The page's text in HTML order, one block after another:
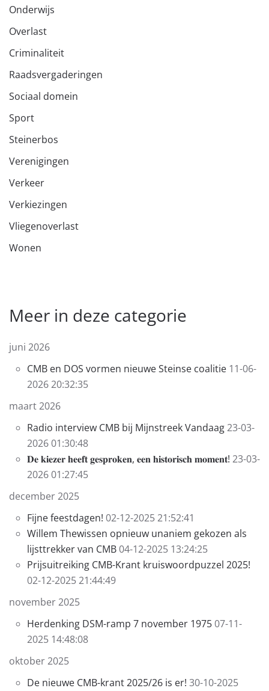
Onderwijs
Overlast
Criminaliteit
Raadsvergaderingen
Sociaal domein
Sport
Steinerbos
Verenigingen
Verkeer
Verkiezingen
Vliegenoverlast
Wonen
Meer in deze categorie
juni 2026
CMB en DOS vormen nieuwe Steinse coalitie 11-06-
2026 20:32:35
maart 2026
Radio interview CMB bij Mijnstreek Vandaag23-03-
2026 01:30:48
𝐃𝐞 𝐤𝐢𝐞𝐳𝐞𝐫 𝐡𝐞𝐞𝐟𝐭 𝐠𝐞𝐬𝐩𝐫𝐨𝐤𝐞𝐧, 𝐞𝐞𝐧 𝐡𝐢𝐬𝐭𝐨𝐫𝐢𝐬𝐜𝐡 𝐦𝐨𝐦𝐞𝐧𝐭! 23-03-
2026 01:27:45
december 2025
Fijne feestdagen! 02-12-2025 21:52:41
Willem Thewissen opnieuw unaniem gekozen als
lijsttrekker van CMB04-12-2025 13:24:25
Prijsuitreiking CMB-Krant kruiswoordpuzzel 2025!
02-12-2025 21:44:49
november 2025
Herdenking DSM-ramp 7 november 197507-11-
2025 14:48:08
oktober 2025
De nieuwe CMB-krant 2025/26 is er! 30-10-2025